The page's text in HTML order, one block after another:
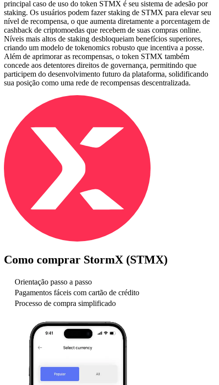
principal caso de uso do token STMX é seu sistema de adesão por
staking. Os usuários podem fazer staking de STMX para elevar seu
nível de recompensa, o que aumenta diretamente a porcentagem de
cashback de criptomoedas que recebem de suas compras online.
Níveis mais altos de staking desbloqueiam benefícios superiores,
criando um modelo de tokenomics robusto que incentiva a posse.
Além de aprimorar as recompensas, o token STMX também
concede aos detentores direitos de governança, permitindo que
participem do desenvolvimento futuro da plataforma, solidificando
sua posição como uma rede de recompensas descentralizada.
Como comprar StormX (STMX)
Orientação passo a passo
Pagamentos fáceis com cartão de crédito
Processo de compra simplificado